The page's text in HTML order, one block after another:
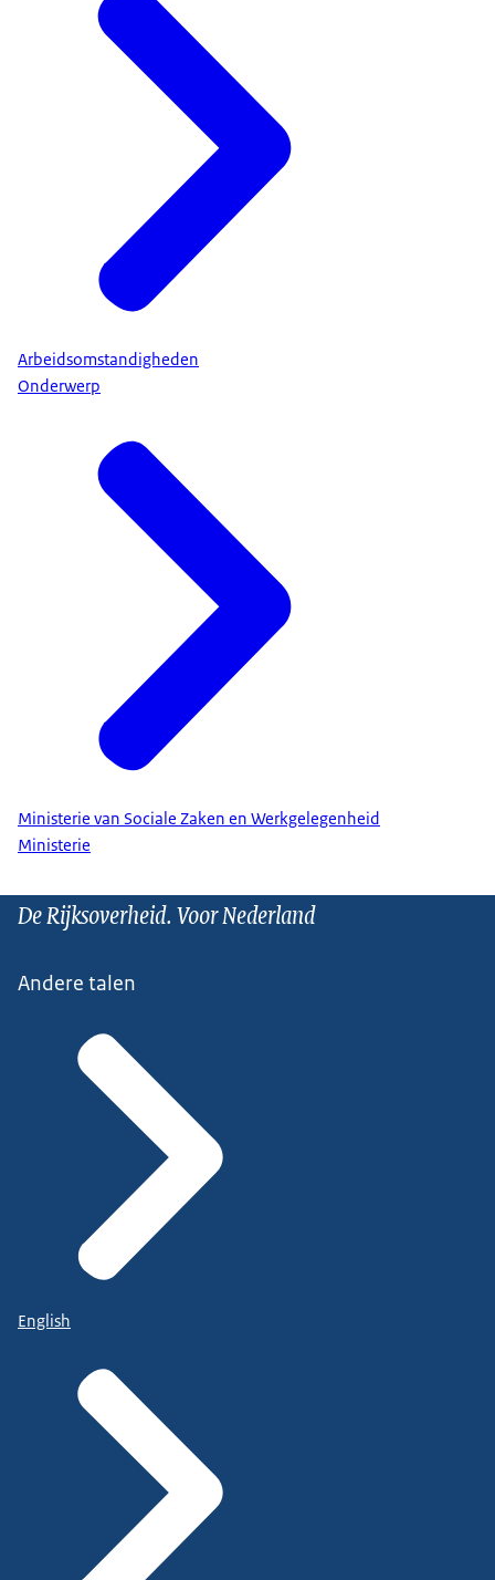
Arbeidsomstandigheden
Onderwerp
Ministerie van Sociale Zaken en Werkgelegenheid
Ministerie
De Rijksoverheid. Voor Nederland
Andere talen
English